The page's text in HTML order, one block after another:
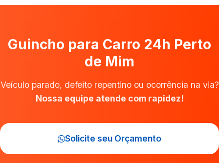
Guincho para Carro 24h Perto
de Mim
Veículo parado, defeito repentino ou ocorrência na via?
Nossa equipe atende com rapidez!
Solicite seu Orçamento